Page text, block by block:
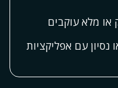
או מלא עוקבים
עם אפליקציות